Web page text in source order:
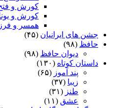
کورش و
کورش و
همسر و
جشن های ایرانیان (۴۵)
حافظ (۹۸)
دیوان حافظ (۹۸)
داستان کوتاه (۱۳۰)
پند آموز (۶۵)
زیبا (۳۷)
طنز (۳۱)
عشق (۱۱)